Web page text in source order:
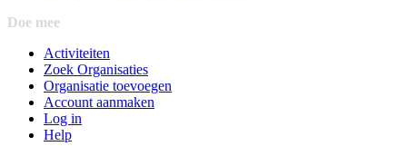
Doe mee
Activiteiten
Zoek Organisaties
Organisatie toevoegen
Account aanmaken
Log in
Help